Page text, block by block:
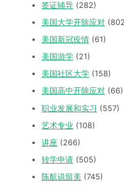
签证辅导 (282)
美国大学开除应对
美国新冠疫情 (61)
美国游学 (21)
美国社区大学 (158)
美国高中开除应对 (66)
职业发展和实习 (557)
艺术专业 (108)
讲座 (266)
转学申请 (505)
陈航说留美 (745)